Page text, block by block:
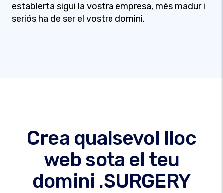
establerta sigui la vostra empresa, més madur i
seriós ha de ser el vostre domini.
Crea qualsevol lloc
web sota el teu
domini .SURGERY